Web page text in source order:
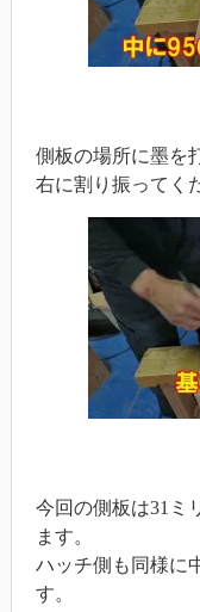
側板の場所に墨を
右に割り振ってく
今回の側板は31ミ
ます。
ハッチ側も同様に
す。